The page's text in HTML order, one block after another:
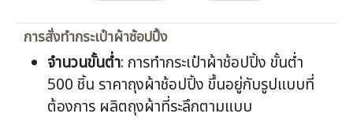
การสั่งทำกระเป๋าผ้าช้อปปิ้ง
จำนวนขั้นต่ำ: การทำกระเป๋าผ้าช้อปปิ้ง ขั้นต่ำ
500 ชิ้น ราคาถุงผ้าช้อปปิ้ง ขึ้นอยู่กับรูปแบบที่
ต้องการ ผลิตถุงผ้าที่ระลึกตามแบบ